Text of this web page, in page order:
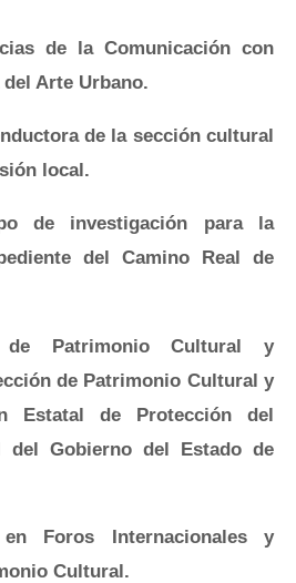
de la Comunicación con
Arte Urbano.
de la sección cultural
local.
de investigación para la
del Camino Real de
de Patrimonio Cultural y
de Patrimonio Cultural y
Estatal de Protección del
del Gobierno del Estado de
Foros Internacionales y
Cultural.